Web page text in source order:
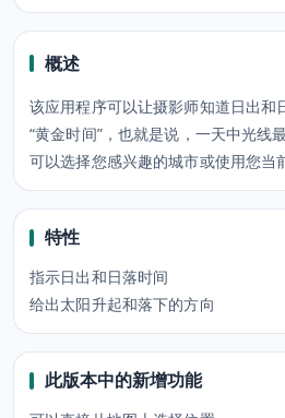
概述
该应用程序可以让摄影师知道日出和
“黄金时间”，也就是说，一天中光线
可以选择您感兴趣的城市或使用您当
特性
指示日出和日落时间
给出太阳升起和落下的方向
此版本中的新增功能